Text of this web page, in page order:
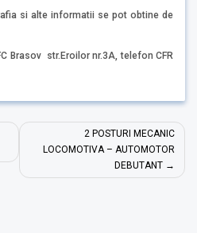
si alte informatii se pot obtine de
Brasov str.Eroilor nr.3A, telefon CFR
2 POSTURI MECANIC
LOCOMOTIVA – AUTOMOTOR
DEBUTANT